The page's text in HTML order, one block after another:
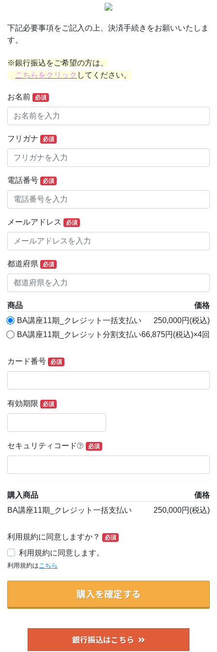
下記必要事項をご記入の上、決済手続きをお願いいたしま
す。
※銀行振込をご希望の方は、
こちらをクリック してください。
お名前 必須
フリガナ 必須
電話番号 必須
メールアドレス 必須
都道府県 必須
商品
価格
BA講座11期_クレジット一括支払い
250,000円(税込)
BA講座11期_クレジット分割支払い66,875円(税込)×4回
カード番号 必須
有効期限 必須
セキュリティコード 必須
購入商品
価格
BA講座11期_クレジット一括支払い
250,000円(税込)
利用規約に同意しますか？ 必須
利用規約に同意します。
利用規約はこちら
購入を確定する
銀行振込はこちら